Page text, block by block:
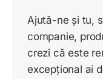
Ajută-ne și tu,
companie,
crezi că este
excepțional ai